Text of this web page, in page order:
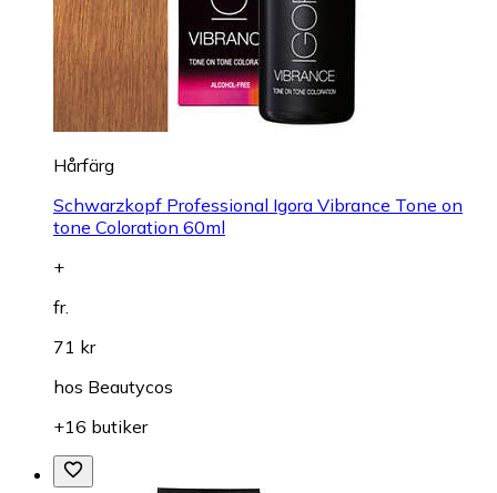
Hårfärg
Schwarzkopf Professional Igora Vibrance Tone on
tone Coloration 60ml
+
fr.
71 kr
hos Beautycos
+16 butiker